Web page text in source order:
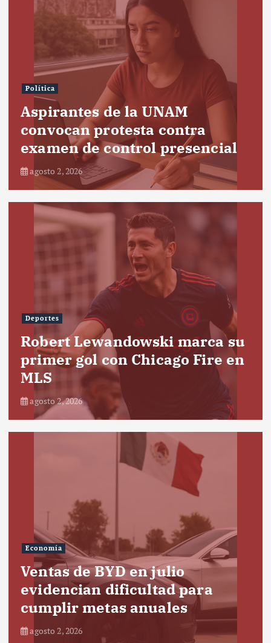
Política
Aspirantes de la UNAM
convocan protesta contra
examen de control presencial
agosto 2, 2026
Deportes
Robert Lewandowski marca su
primer gol con Chicago Fire en
MLS
agosto 2, 2026
Economía
Ventas de BYD en julio
evidencian dificultad para
cumplir metas anuales
agosto 2, 2026